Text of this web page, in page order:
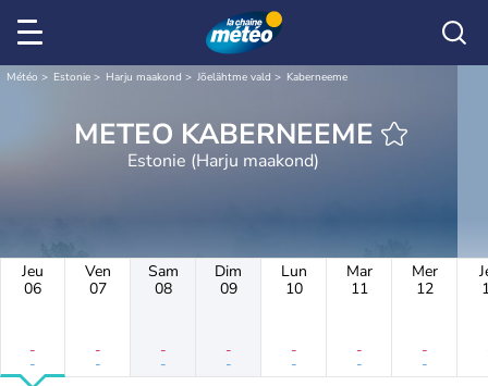
Météo Estonie Harju maakond Jõelähtme vald Kaberneeme
METEO KABERNEEME
Estonie (Harju maakond)
Jeu
06
-
-
Ven
07
-
-
Sam
08
-
-
Dim
09
-
-
Lun
10
-
-
Mar
11
-
-
Mer
12
-
-